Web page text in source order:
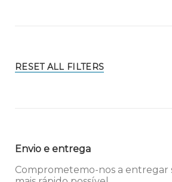
RESET ALL FILTERS
Envio e entrega
Comprometemo-nos a entregar